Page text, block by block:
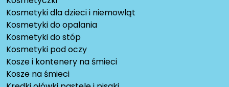
Kosmetyki dla dzieci i niemowląt
Kosmetyki do opalania
Kosmetyki do stóp
Kosmetyki pod oczy
Kosze i kontenery na śmieci
Kosze na śmieci